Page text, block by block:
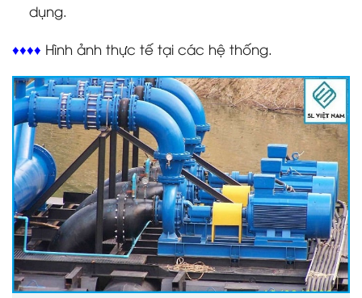
dụng.
♦♦♦♦ Hình ảnh thực tế tại các hệ thống.